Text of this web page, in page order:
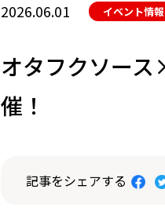
2026.06.01 イベント情報
オタフクソー
催！
記事をシェアする